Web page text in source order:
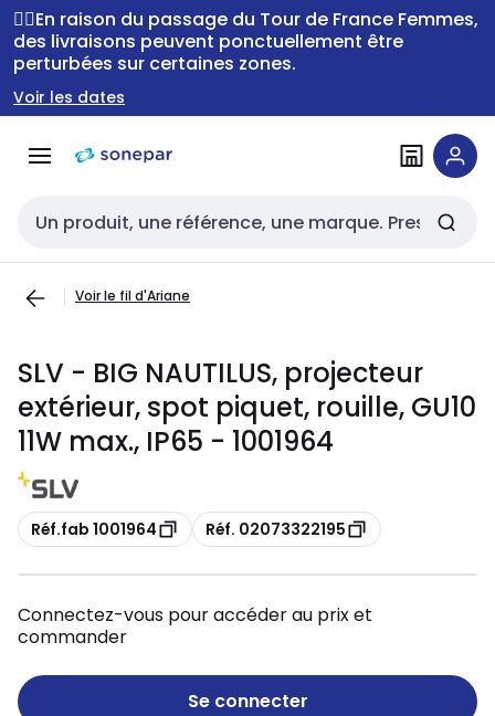
Passer à la
navigation
Passer
au
contenu
🚴‍♂️En raison du passage du Tour de France Femmes,
des livraisons peuvent ponctuellement être
perturbées sur certaines zones.
Voir les dates
Entrée de recherche
Voir le fil d'Ariane
SLV - BIG NAUTILUS, projecteur
extérieur, spot piquet, rouille, GU10
11W max., IP65 - 1001964
Copie
Réf.fab 1001964 Copie
Réf. 02073322195
Connectez-vous pour accéder au prix et
commander
Se connecter